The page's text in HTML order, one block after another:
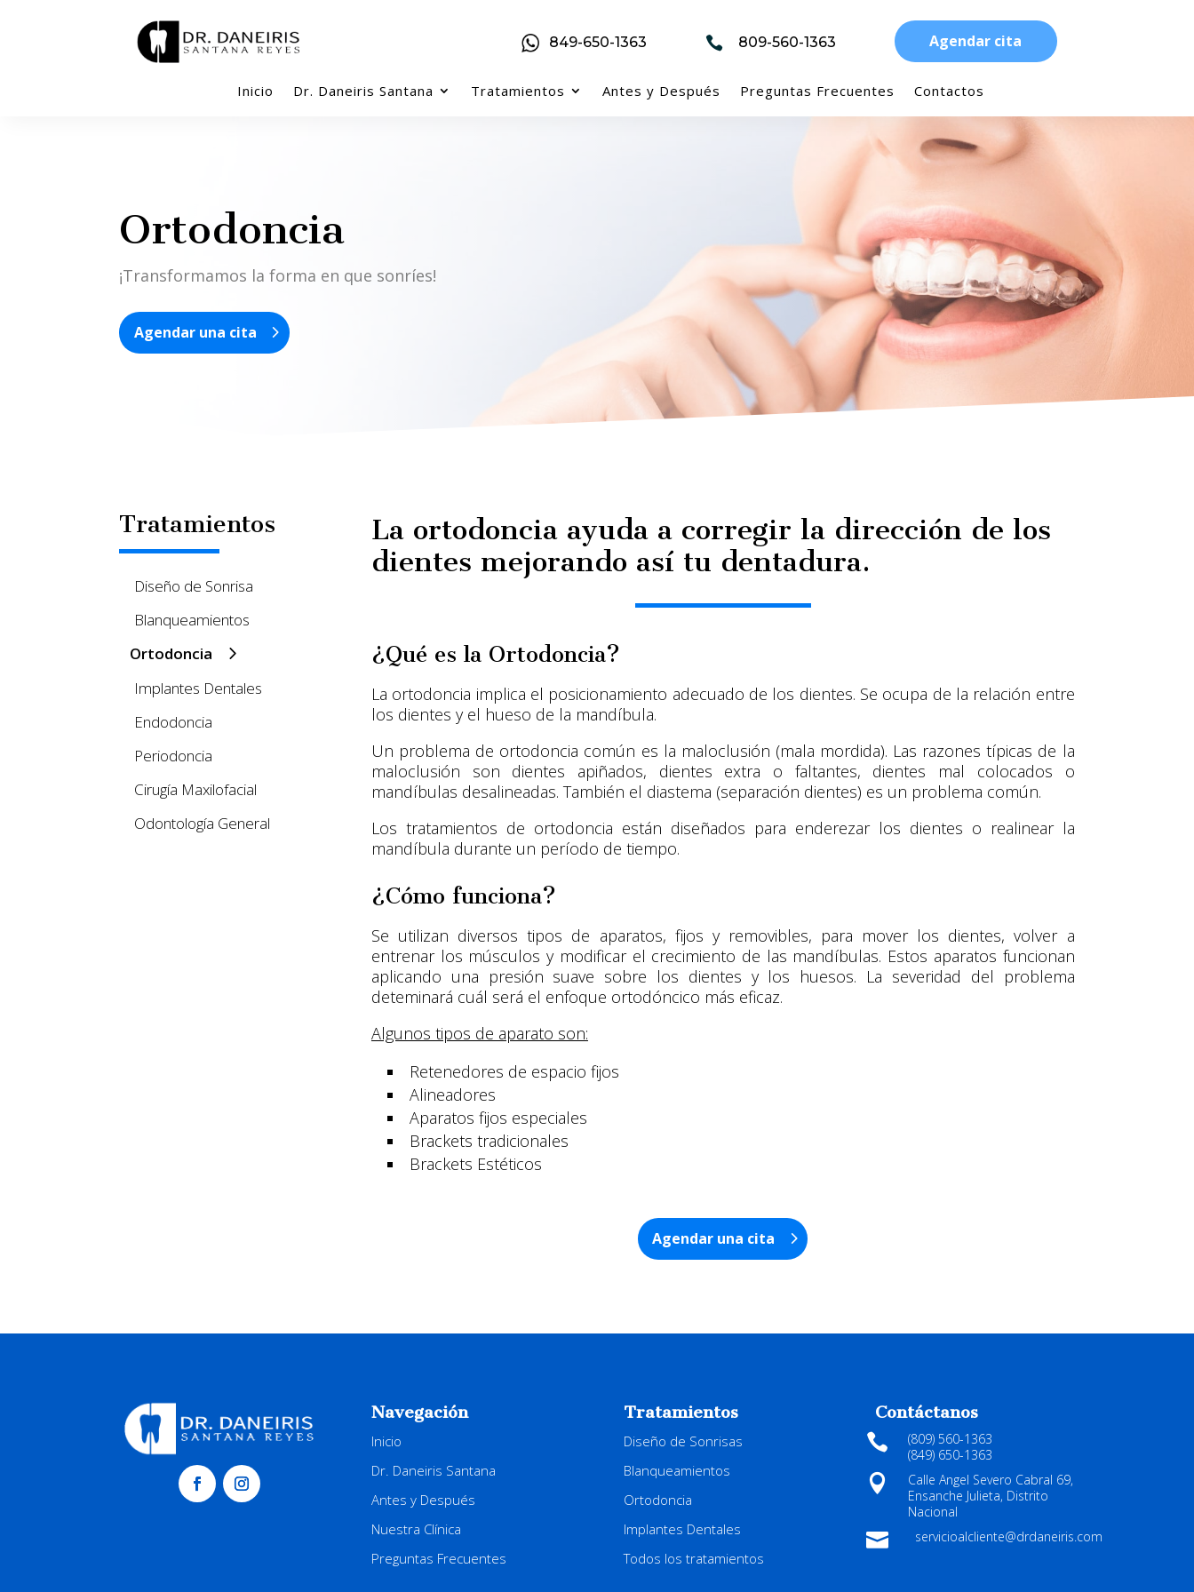
849-650-1363  809-560-1363 Agendar cita
Inicio Dr. Daneiris Santana Tratamientos Antes y Después Preguntas Frecuentes Contactos
Ortodoncia
¡Transformamos la forma en que sonríes!
Agendar una cita
Tratamientos
Diseño de Sonrisa
Blanqueamientos
Ortodoncia
Implantes Dentales
Endodoncia
Periodoncia
Cirugía Maxilofacial
Odontología General
La ortodoncia ayuda a corregir la dirección de los
dientes mejorando así tu dentadura.
¿Qué es la Ortodoncia?
La ortodoncia implica el posicionamiento adecuado de los dientes. Se ocupa de la relación entre
los dientes y el hueso de la mandíbula.
Un problema de ortodoncia común es la maloclusión (mala mordida). Las razones típicas de la
maloclusión son dientes apiñados, dientes extra o faltantes, dientes mal colocados o
mandíbulas desalineadas. También el diastema (separación dientes) es un problema común.
Los tratamientos de ortodoncia están diseñados para enderezar los dientes o realinear la
mandíbula durante un período de tiempo.
¿Cómo funciona?
Se utilizan diversos tipos de aparatos, fijos y removibles, para mover los dientes, volver a
entrenar los músculos y modificar el crecimiento de las mandíbulas. Estos aparatos funcionan
aplicando una presión suave sobre los dientes y los huesos. La severidad del problema
deteminará cuál será el enfoque ortodóncico más eficaz.
Algunos tipos de aparato son:
Retenedores de espacio fijos
Alineadores
Aparatos fijos especiales
Brackets tradicionales
Brackets Estéticos
Agendar una cita
Navegación
Inicio
Dr. Daneiris Santana
Antes y Después
Nuestra Clínica
Preguntas Frecuentes
Tratamientos
Diseño de Sonrisas
Blanqueamientos
Ortodoncia
Implantes Dentales
Todos los tratamientos
Contáctanos

(809) 560-1363
(849) 650-1363

Calle Angel Severo Cabral 69,
Ensanche Julieta, Distrito
Nacional
 servicioalcliente@drdaneiris.com